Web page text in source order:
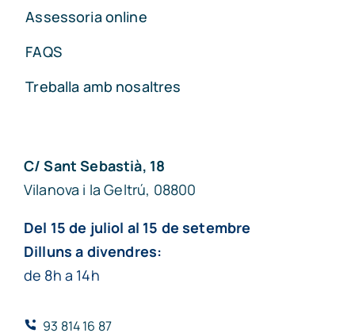
Assessoria online
FAQS
Treballa amb nosaltres
C/ Sant Sebastià, 18
Vilanova i la Geltrú, 08800
Del 15 de juliol al 15 de setembre
Dilluns a divendres:
de 8h a 14h
93 814 16 87